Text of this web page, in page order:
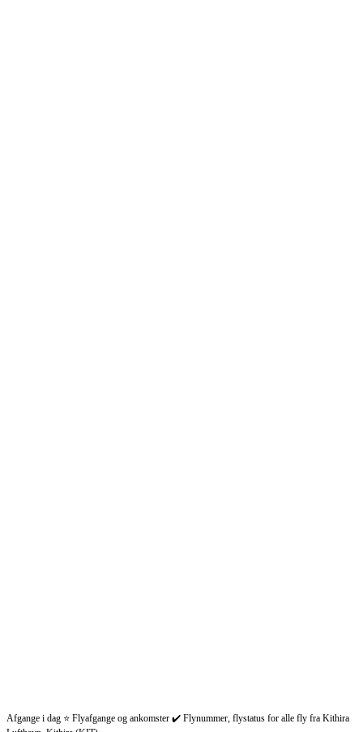
Afgange i dag ⭐ Flyafgange og ankomster ✔️ Flynummer, flystatus for alle fly fra Kithira